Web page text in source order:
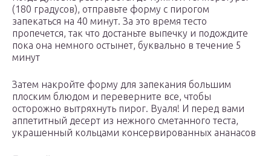
(180 градусов), отправьте форму с пирогом
запекаться на 40 минут. За это время тесто
пропечется, так что достаньте выпечку и подождите
пока она немного остынет, буквально в течение 5
минут
Затем накройте форму для запекания большим
плоским блюдом и переверните все, чтобы
осторожно вытряхнуть пирог. Вуаля! И перед вами
аппетитный десерт из нежного сметанного теста,
украшенный кольцами консервированных ананасов